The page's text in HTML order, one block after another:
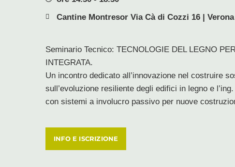
Cantine Montresor Via Cà di Cozzi 16 | Verona
Seminario Tecnico: TECNOLOGIE DEL LEGNO
INTEGRATA.
Un incontro dedicato all’innovazione nel costruire
sull’evoluzione resiliente degli edifici in legno e
con sistemi a involucro passivo per nuove
INFO E ISCRIZIONE